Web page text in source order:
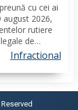
cu cei ai
august 2026,
rutiere
de
pe sectoarele
Infractional